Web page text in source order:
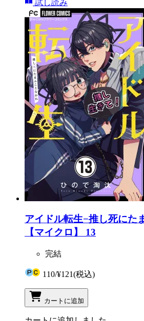
試し読み
アイドル転生−推し死にた
【マイクロ】 13
完結
110/¥121(税込)
カートに追加